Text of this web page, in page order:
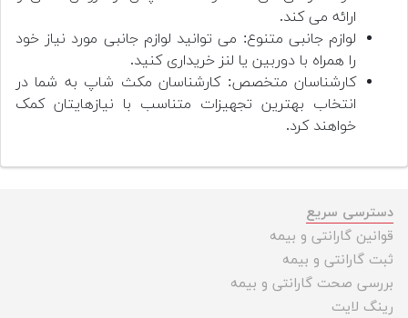
ارائه می کند.
لوازم جانبی متنوع: می توانید لوازم جانبی مورد نیاز خود
را همراه با دوربین یا لنز خریداری کنید.
کارشناسان متخصص: کارشناسان مکث شاپ به شما در
انتخاب بهترین تجهیزات متناسب با نیازهایتان کمک
خواهند کرد.
دسترسی سریع
قوانین گارانتی و بیمه
ثبت گارانتی و بیمه
بررسی صحت گارانتی و بیمه
رینگ لایت